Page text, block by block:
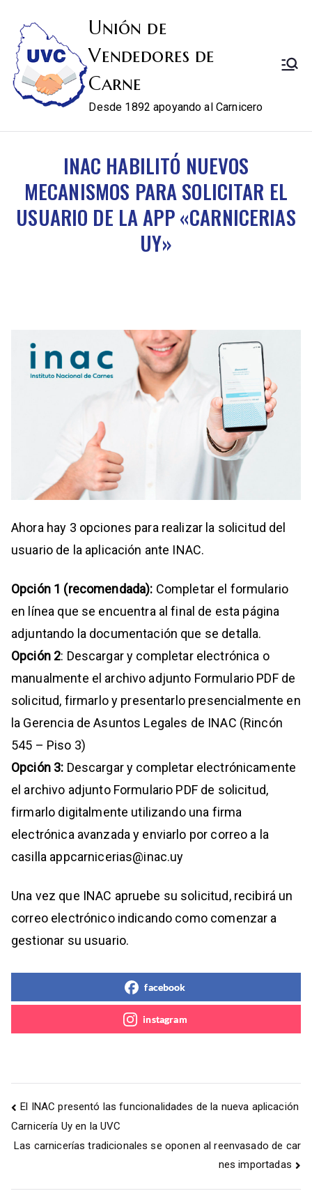
Unión de
Vendedores de
Carne
Desde 1892 apoyando al Carnicero
INAC HABILITÓ NUEVOS
MECANISMOS PARA SOLICITAR EL
USUARIO DE LA APP «CARNICERIAS
UY»
Ahora hay 3 opciones para realizar la solicitud del
usuario de la aplicación ante INAC.
Opción 1 (recomendada): Completar el formulario
en línea que se encuentra al final de esta página
adjuntando la documentación que se detalla.
Opción 2: Descargar y completar electrónica o
manualmente el archivo adjunto Formulario PDF de
solicitud, firmarlo y presentarlo presencialmente en
la Gerencia de Asuntos Legales de INAC (Rincón
545 – Piso 3)
Opción 3: Descargar y completar electrónicamente
el archivo adjunto Formulario PDF de solicitud,
firmarlo digitalmente utilizando una firma
electrónica avanzada y enviarlo por correo a la
casilla appcarnicerias@inac.uy
Una vez que INAC apruebe su solicitud, recibirá un
correo electrónico indicando como comenzar a
gestionar su usuario.
facebook
instagram
El INAC presentó las funcionalidades de la nueva aplicación
Carnicería Uy en la UVC
Las carnicerías tradicionales se oponen al reenvasado de car
nes importadas